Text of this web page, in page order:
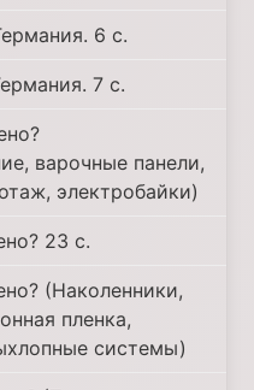
6 с.
7 с.
варочные панели,
электробайки)
23 с.
(Наколенники,
пленка,
системы)